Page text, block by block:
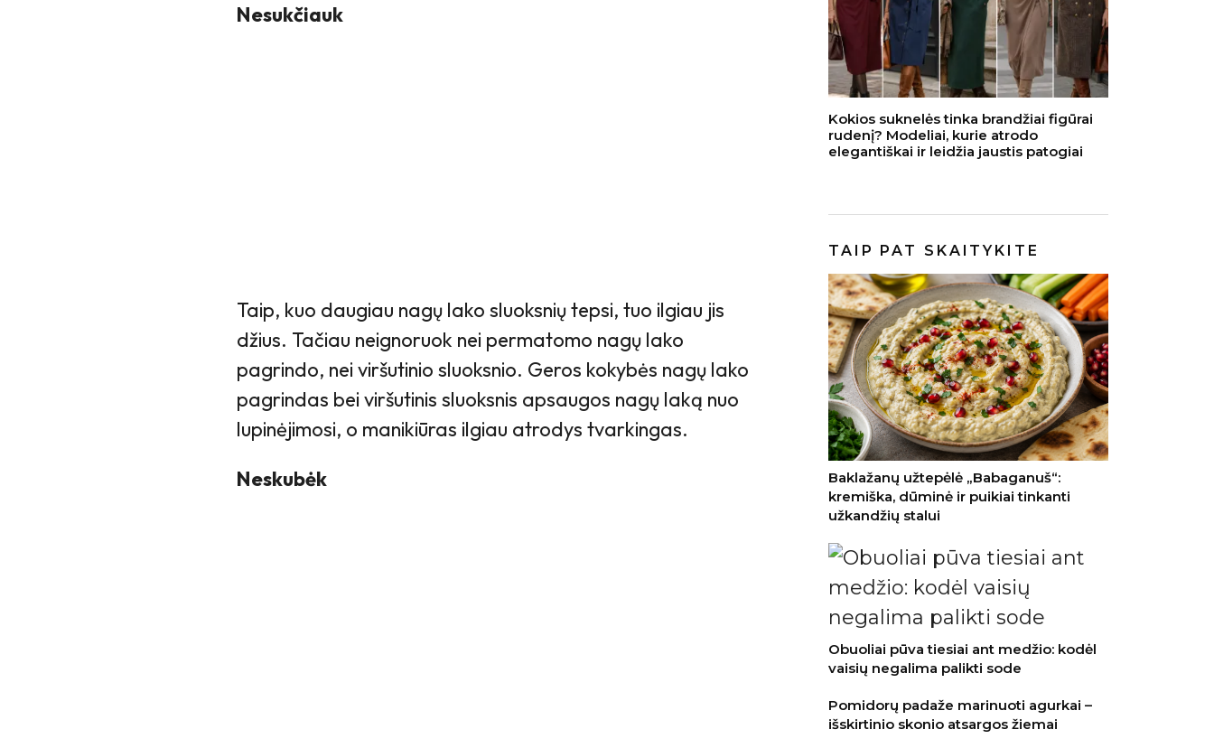
Nesukčiauk
Taip, kuo daugiau nagų lako sluoksnių tepsi, tuo ilgiau jis
džius. Tačiau neignoruok nei permatomo nagų lako
pagrindo, nei viršutinio sluoksnio. Geros kokybės nagų lako
pagrindas bei viršutinis sluoksnis apsaugos nagų laką nuo
lupinėjimosi, o manikiūras ilgiau atrodys tvarkingas.
Neskubėk
Kokios suknelės tinka brandžiai figūrai
rudenį? Modeliai, kurie atrodo
elegantiškai ir leidžia jaustis patogiai
TAIP PAT SKAITYKITE
Baklažanų užtepėlė „Babaganuš“:
kremiška, dūminė ir puikiai tinkanti
užkandžių stalui
Obuoliai pūva tiesiai ant medžio: kodėl
vaisių negalima palikti sode
Pomidorų padaže marinuoti agurkai –
išskirtinio skonio atsargos žiemai